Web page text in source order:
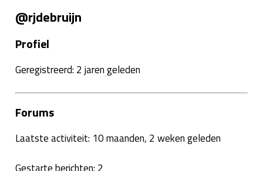
@rjdebruijn
Profiel
Geregistreerd: 2 jaren geleden
Forums
Laatste activiteit: 10 maanden, 2 weken geleden
Gestarte berichten: 2